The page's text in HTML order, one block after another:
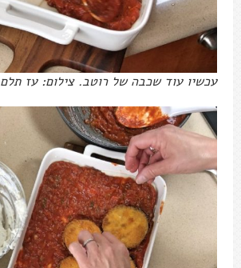
עכשיו עוד שכבה של רוטב. צילום: עז תלם